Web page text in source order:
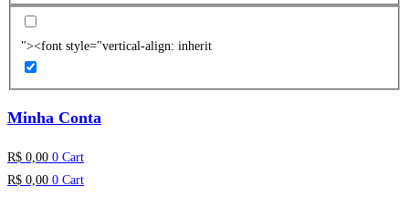
"><font style="vertical-align: inherit
Minha Conta
R$ 0,00 0 Cart
R$ 0,00 0 Cart